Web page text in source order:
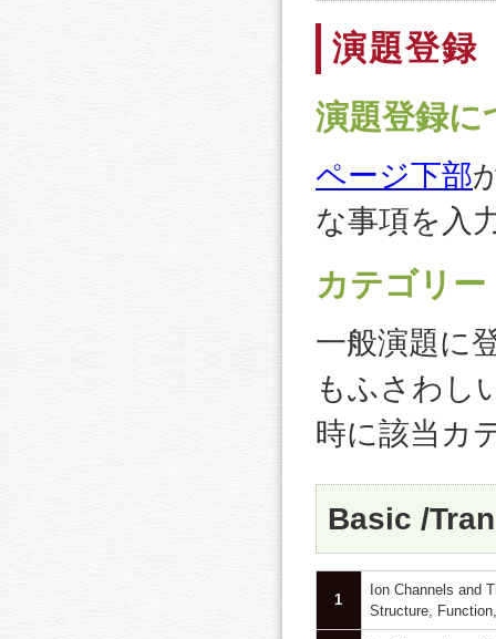
演題登録
演題登録に
ページ下部
な事項を入
カテゴリー
一般演題に
もふさわし
時に該当カ
Basic /
1
Ion Channels and
Structure,